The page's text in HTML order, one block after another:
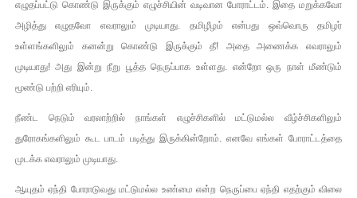
எழுதப்பட்டு கொண்டு இருக்கும் எழுச்சியின் வடிவான போராட்டம். இதை மறுக்கவோ
அழித்து எழுதவோ எவராலும் முடியாது. தமிழீழம் என்பது ஒவ்வொரு தமிழர்
உள்ளங்களிலும் கனன்று கொண்டு இருக்கும் தீ! அதை அணைக்க எவராலும்
முடியாது! அது இன்று நீறு பூத்த நெருப்பாக உள்ளது. என்றோ ஒரு நாள் மீண்டும்
மூண்டு பற்றி எரியும்.
நீண்ட நெடும் வரலாற்றில் நாங்கள் எழுச்சிகளில் மட்டுமல்ல வீழ்ச்சிகளிலும்
துரோகங்களிலும் கூட பாடம் படித்து இருக்கின்றோம். எனவே எங்கள் போராட்டத்தை
முடக்க எவராலும் முடியாது.
ஆயுதம் ஏந்தி போராடுவது மட்டுமல்ல உண்மை என்ற நெருப்பை ஏந்தி எதற்கும் விலை